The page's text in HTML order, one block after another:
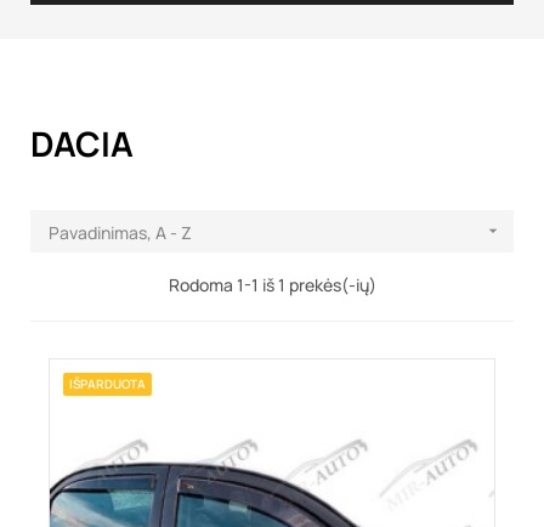
DACIA
Pavadinimas, A - Z 
Rodoma 1-1 iš 1 prekės(-ių)
IŠPARDUOTA